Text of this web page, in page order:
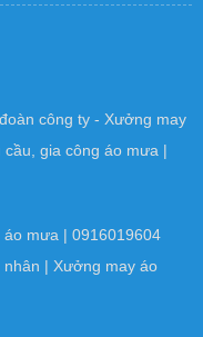
công ty - Xưởng may
gia công áo mưa |
mưa | 0916019604
| Xưởng may áo